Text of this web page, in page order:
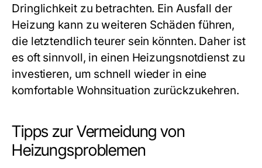
Dringlichkeit zu betrachten. Ein Ausfall der
Heizung kann zu weiteren Schäden führen,
die letztendlich teurer sein könnten. Daher ist
es oft sinnvoll, in einen Heizungsnotdienst zu
investieren, um schnell wieder in eine
komfortable Wohnsituation zurückzukehren.
Tipps zur Vermeidung von
Heizungsproblemen